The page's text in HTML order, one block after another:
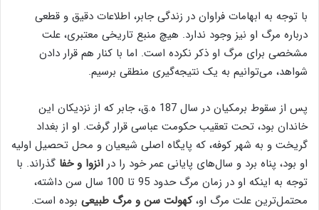
با توجه به ابهامات فراوان در زندگی جابر، اطلاعات دقیق و قطعی
درباره مرگ او نیز وجود ندارد. هیچ منبع تاریخی معتبری، علت
مشخصی برای مرگ او ذکر نکرده است. اما با کنار هم قرار دادن
شواهد، می‌توانیم به یک نتیجه‌گیری منطقی برسیم.
پس از سقوط برمکیان در سال 187 ه.ق، جابر که از نزدیکان این
خاندان بود، تحت تعقیب حکومت عباسی قرار گرفت. او از بغداد
گریخت و به شهر کوفه، که پایگاه اصلی شیعیان و محل تحصیل اولیه
او بود، پناه برد و سال‌های پایانی عمر خود را در انزوا و خفا گذراند. با
توجه به اینکه او در زمان مرگ حدود 95 تا 100 سال سن داشته،
محتمل‌ترین علت مرگ او،کهولت سن و مرگ طبیعی بوده است.